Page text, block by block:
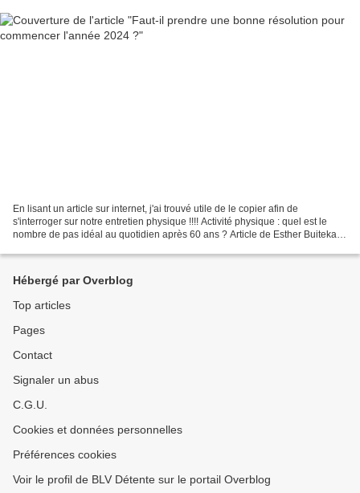
En lisant un article sur internet, j'ai trouvé utile de le copier afin de
s'interroger sur notre entretien physique !!!! Activité physique : quel est le
nombre de pas idéal au quotidien après 60 ans ? Article de Esther Buitekant
Hébergé par Overblog
Top articles
Pages
Contact
Signaler un abus
C.G.U.
Cookies et données personnelles
Préférences cookies
Voir le profil de BLV Détente sur le portail Overblog